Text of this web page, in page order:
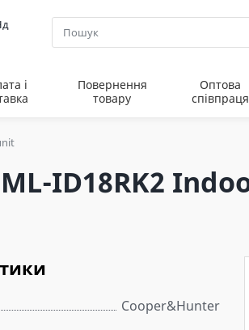
і
Повернення
товару
Оптова
співпраця
ID18RK2
Cooper&Hunter